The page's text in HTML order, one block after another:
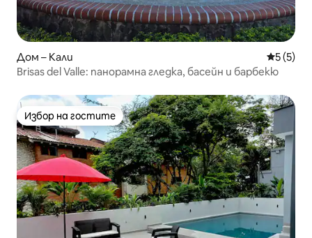
Дом – Кали Средна
5 (5)
Brisas del Valle: панорамна гледка, басейн и барбекю
Избор на гостите
Избор на гостите